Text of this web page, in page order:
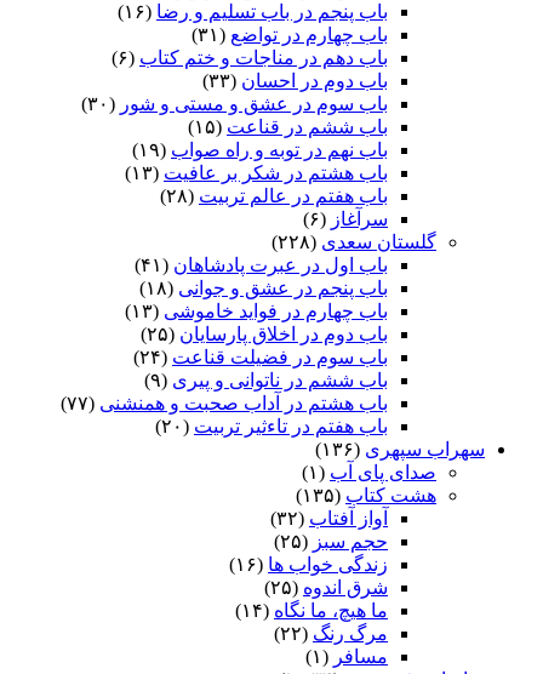
باب پنجم در باب تسلیم و رضا (۱۶)
باب چهارم در تواضع (۳۱)
باب دهم در مناجات و ختم کتاب (۶)
باب دوم در احسان (۳۳)
باب سوم در عشق و مستی و شور (۳۰)
باب ششم در قناعت (۱۵)
باب نهم در توبه و راه صواب (۱۹)
باب هشتم در شکر بر عافیت (۱۳)
باب هفتم در عالم تربیت (۲۸)
سرآغاز (۶)
گلستان سعدی (۲۲۸)
باب اول در عبرت پادشاهان (۴۱)
باب پنجم در عشق و جوانى (۱۸)
باب چهارم در فواید خاموشى (۱۳)
باب دوم در اخلاق پارسایان (۲۵)
باب سوم در فضیلت قناعت (۲۴)
باب ششم در ناتوانى و پیرى (۹)
باب هشتم در آداب صحبت و همنشنى (۷۷)
باب هفتم در تاءثیر تربیت (۲۰)
سهراب سپهری (۱۳۶)
صدای پای آب (۱)
هشت کتاب (۱۳۵)
آواز آفتاب (۳۲)
حجم سبز (۲۵)
زندگی خواب ها (۱۶)
شرق اندوه (۲۵)
ما هیچ، ما نگاه (۱۴)
مرگ رنگ (۲۲)
مسافر (۱)